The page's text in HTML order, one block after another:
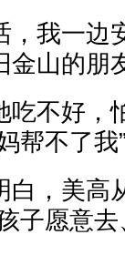
我一边
金山的朋
吃不好，
帮不了我
，美高
子愿意